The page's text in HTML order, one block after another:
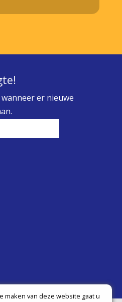
maken van deze website gaat u
er nieuwe